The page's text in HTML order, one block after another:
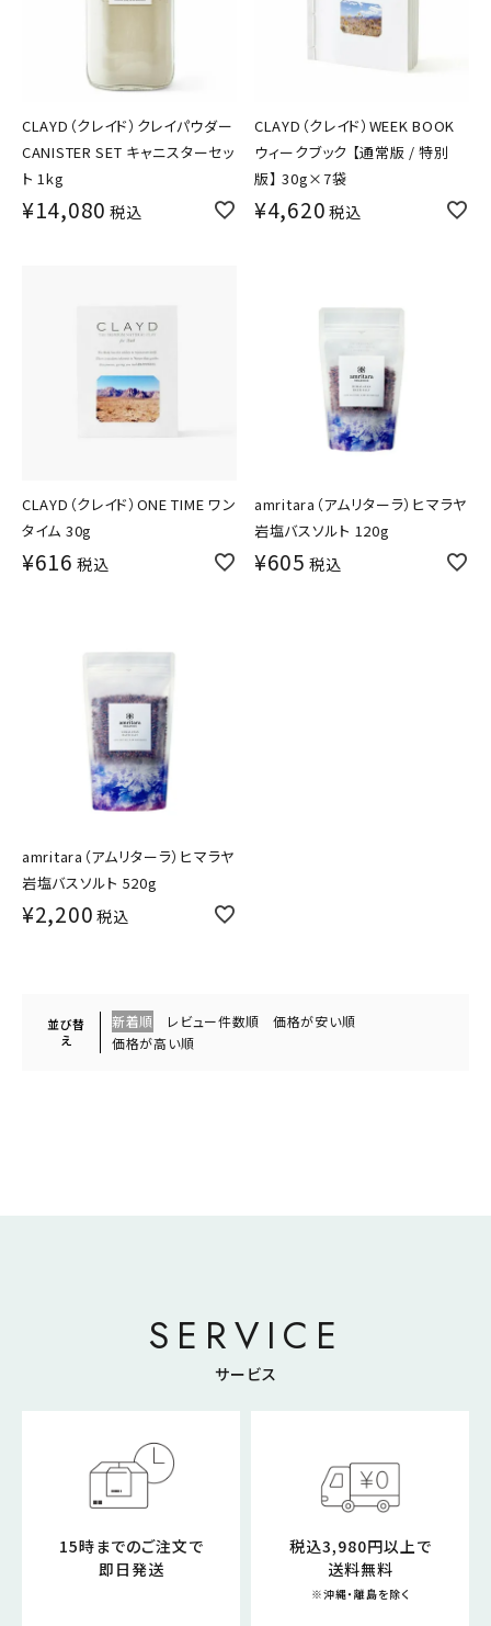
CLAYD（クレイド）クレイパウダー
CANISTER SET キャニスターセッ
ト 1kg
¥14,080 税込
CLAYD（クレイド）WEEK BOOK
ウィークブック 【通常版 / 特別
版】 30g×7袋
¥4,620 税込
CLAYD（クレイド）ONE TIME ワン
タイム 30g
¥616 税込
amritara（アムリターラ）ヒマラヤ
岩塩バスソルト 120g
¥605 税込
amritara（アムリターラ）ヒマラヤ
岩塩バスソルト 520g
¥2,200 税込
並び替
え
新着順 レビュー件数順
価格が安い順
価格が高い順
SERVICE
サービス
15時までのご注文で
即日発送
税込3,980円以上で
送料無料
※沖縄・離島を除く